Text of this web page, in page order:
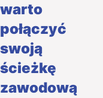
warto
połączyć
swoją
ścieżkę
zawodową